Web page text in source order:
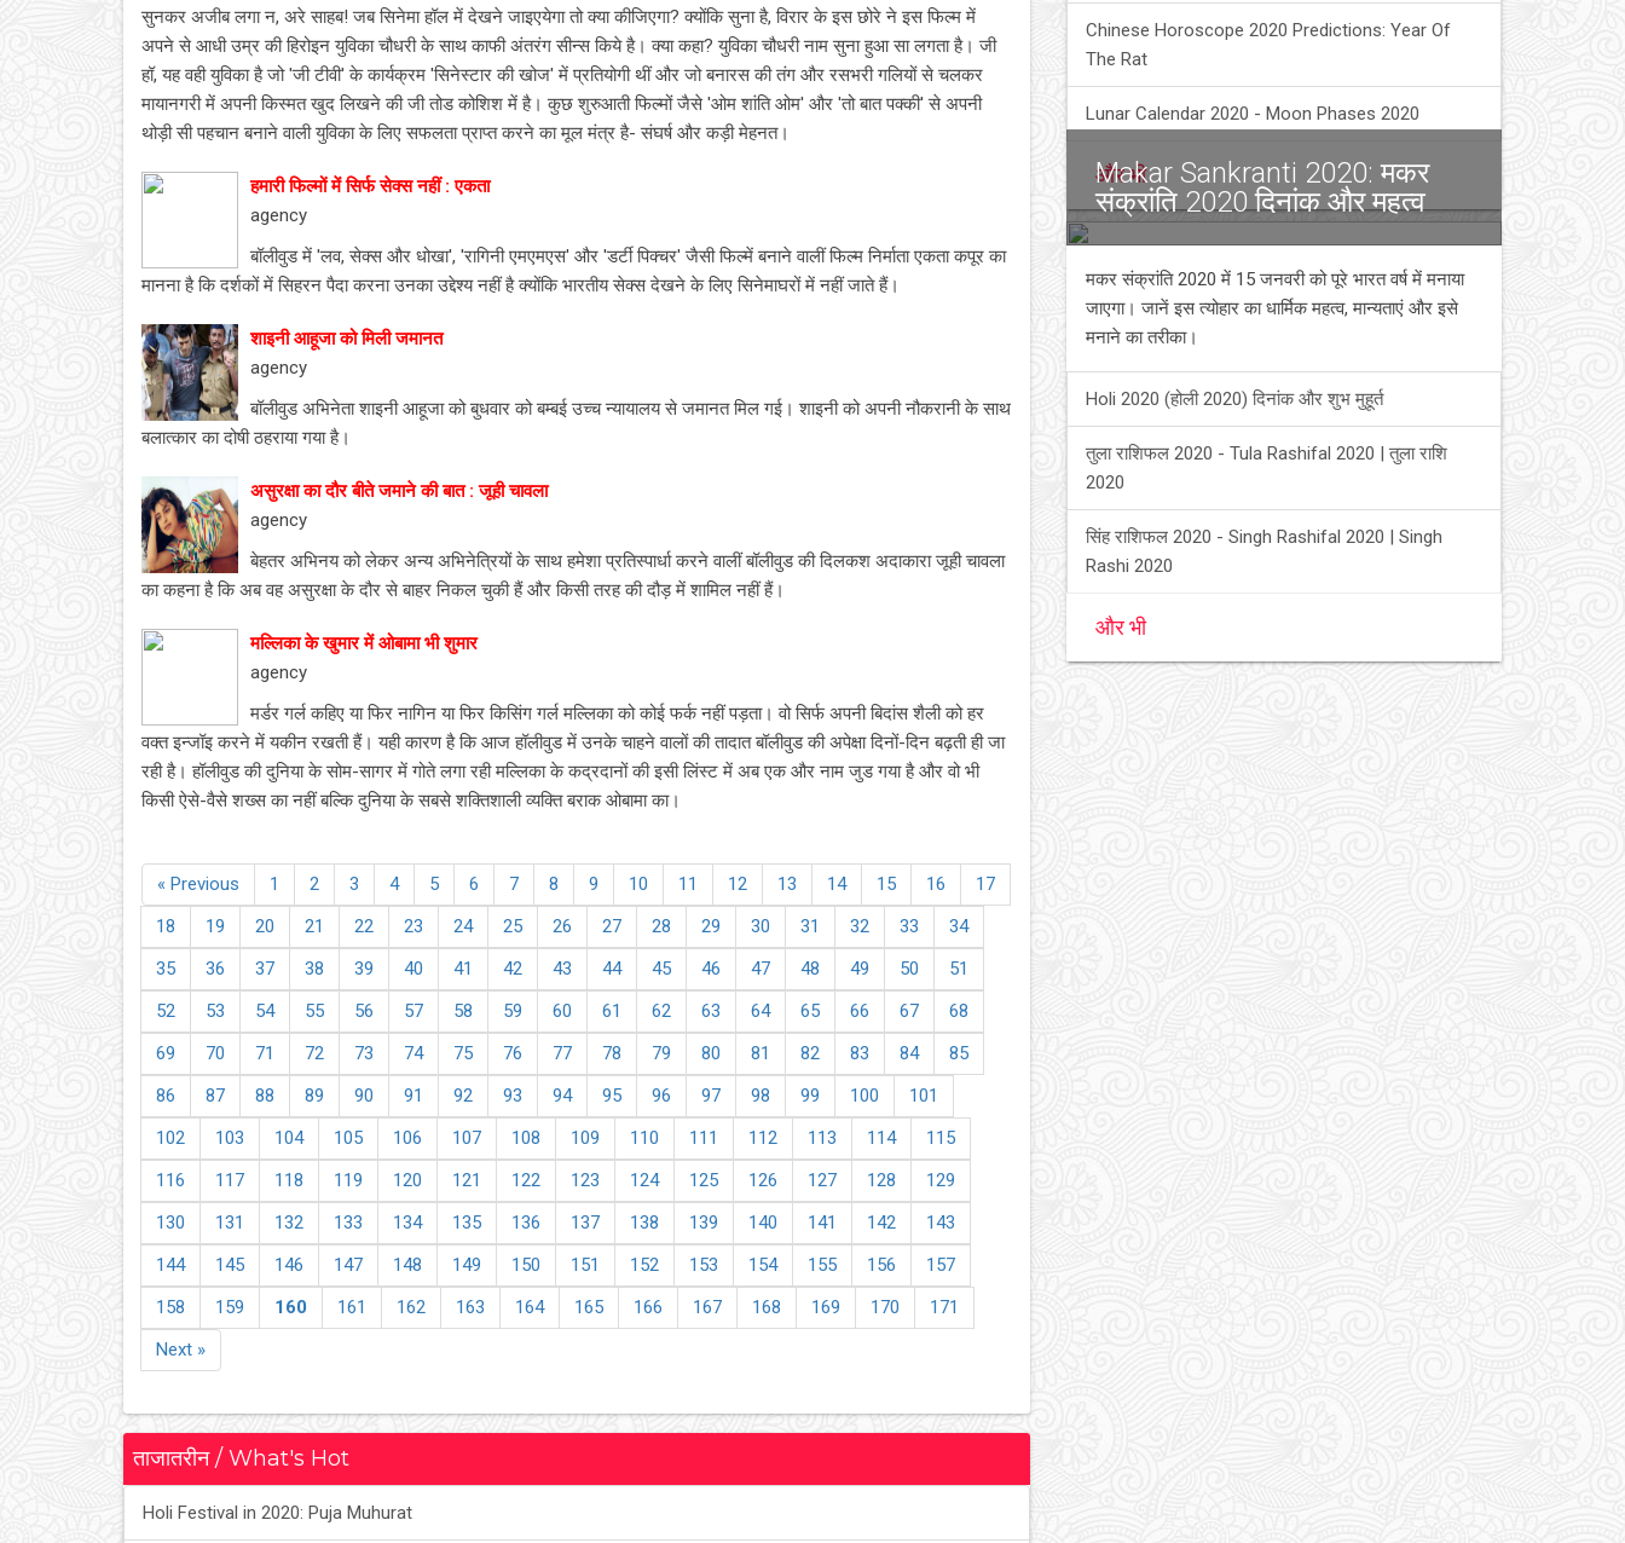
सुनकर अजीब लगा न, अरे साहब! जब सिनेमा हॉल में देखने जाइएयेगा तो क्‍या कीजिएगा? क्‍योंकि सुना है, विरार के इस छोरे ने इस फिल्‍म में
अपने से आधी उम्र की हिरोइन युविका चौधरी के साथ काफी अंतरंग सीन्‍स किये है। क्‍या कहा? युविका चौधरी नाम सुना हुआ सा लगता है। जी
हॉ, यह वही युविका है जो 'जी टीवी' के कार्यक्रम 'सिनेस्‍टार की खोज' में प्रतियोगी थीं और जो बनारस की तंग और रसभरी गलियों से चलकर
मायानगरी में अपनी किस्‍मत खुद लिखने की जी तोड कोशिश में है। कुछ शुरुआती फिल्‍मों जैसे 'ओम शांति ओम' और 'तो बात पक्‍की' से अपनी
थोड़ी सी पहचान बनाने वाली युविका के लिए सफलता प्राप्‍त करने का मूल मंत्र है- संघर्ष और कड़ी मेहनत।
हमारी फिल्‍मों में सिर्फ सेक्‍स नहीं : एकता
agency
बॉलीवुड में 'लव, सेक्स और धोखा', 'रागिनी एमएमएस' और 'डर्टी पिक्चर' जैसी फिल्में बनाने वालीं फिल्म निर्माता एकता कपूर का
मानना है कि दर्शकों में सिहरन पैदा करना उनका उद्देश्य नहीं है क्योंकि भारतीय सेक्स देखने के लिए सिनेमाघरों में नहीं जाते हैं।
शाइनी आहूजा को मिली जमानत
agency
बॉलीवुड अभिनेता शाइनी आहूजा को बुधवार को बम्बई उच्च न्यायालय से जमानत मिल गई। शाइनी को अपनी नौकरानी के साथ
बलात्कार का दोषी ठहराया गया है।
असुरक्षा का दौर बीते जमाने की बात : जूही चावला
agency
बेहतर अभिनय को लेकर अन्य अभिनेत्रियों के साथ हमेशा प्रतिस्पार्धा करने वालीं बॉलीवुड की दिलकश अदाकारा जूही चावला
का कहना है कि अब वह असुरक्षा के दौर से बाहर निकल चुकी हैं और किसी तरह की दौड़ में शामिल नहीं हैं।
मल्लिका के खुमार में ओबामा भी शुमार
agency
मर्डर गर्ल कहिए या फिर नागिन या फिर किसिंग गर्ल मल्लिका को कोई फर्क नहीं पड़ता। वो सिर्फ अपनी बिदांस शैली को हर
वक्‍त इन्‍जॉइ करने में यकीन रखती हैं। यही कारण है कि आज हॉलीवुड में उनके चाहने वालों की तादात बॉलीवुड की अपेक्षा दिनों-दिन बढ़ती ही जा
रही है। हॉलीवुड की दुनिया के सोम-सागर में गोते लगा रही मल्लिका के कद्रदानों की इसी लिंस्‍ट में अब एक और नाम जुड गया है और वो भी
किसी ऐसे-वैसे शख्‍स का नहीं बल्कि दुनिया के सबसे शक्तिशाली व्‍यक्ति बराक ओबामा का।
« Previous 1 2 3 4 5 6 7 8 9 10 11 12 13 14 15 16
17
18
19 20 21 22 23 24 25 26 27 28 29 30 31 32 33
34
35
36 37 38 39 40 41 42 43 44 45 46 47 48 49 50
51
52
53 54 55 56 57 58 59 60 61 62 63 64 65 66 67
68
69
70 71 72 73 74 75 76 77 78 79 80 81 82 83 84
85
86
87 88 89 90 91 92 93 94 95 96 97 98 99 100
101
102
103 104 105 106 107 108 109 110 111 112 113 114
115
116
117 118 119 120 121 122 123 124 125 126 127 128
129
130
131 132 133 134 135 136 137 138 139 140 141 142
143
144
145 146 147 148 149 150 151 152 153 154 155 156
157
158
159 160 161 162 163 164 165 166 167 168 169 170
171
Next »
ताजातरीन / What's Hot
Holi Festival in 2020: Puja Muhurat
Chinese Horoscope 2020 Predictions: Year Of
The Rat
Lunar Calendar 2020 - Moon Phases 2020
और भी
Makar Sankranti 2020: मकर
संक्रांति 2020 दिनांक और महत्व
मकर संक्रांति 2020 में 15 जनवरी को पूरे भारत वर्ष में मनाया
जाएगा। जानें इस त्योहार का धार्मिक महत्व, मान्यताएं और इसे
मनाने का तरीका।
Holi 2020 (होली 2020) दिनांक और शुभ मुहूर्त
तुला राशिफल 2020 - Tula Rashifal 2020 | तुला राशि
2020
सिंह राशिफल 2020 - Singh Rashifal 2020 | Singh
Rashi 2020
और भी